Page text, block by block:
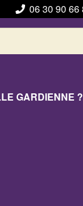
06 30 90 66
GARDIENNE ?